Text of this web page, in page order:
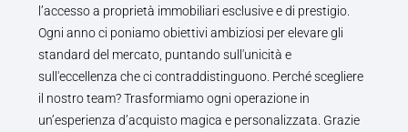
l’accesso a proprietà immobiliari esclusive e di prestigio.
Ogni anno ci poniamo obiettivi ambiziosi per elevare gli
standard del mercato, puntando sull'unicità e
sull'eccellenza che ci contraddistinguono. Perché scegliere
il nostro team? Trasformiamo ogni operazione in
un’esperienza d’acquisto magica e personalizzata. Grazie